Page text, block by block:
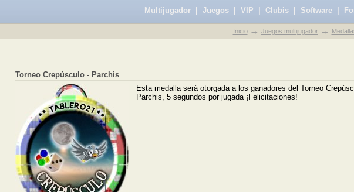
Multijugador| Juegos| VIP Clubis| Software|
Inicio Juegos multijugador
Torneo Crepúsculo - Parchis
Esta medalla será otorgada a los ganadores del Torneo
Parchis, 5 segundos por jugada ¡Felicitaciones!